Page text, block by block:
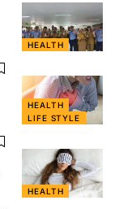
HEALTH
HEALTH
LIFE STYLE
HEALTH